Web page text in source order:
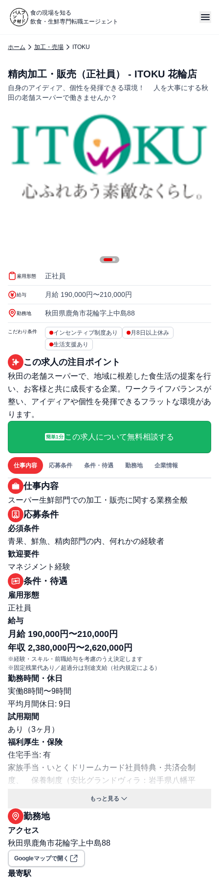
食の現場を知る
飲食・生鮮専門転職エージェント
ホーム 加工・売場 ITOKU
精肉加工・販売（正社員） - ITOKU 花輪店
自身のアイディア、個性を発揮できる環境！ 人を大事にする秋
田の老舗スーパーで働きませんか？
雇用形態 正社員
給与 月給 190,000円〜210,000円
勤務地 秋田県鹿角市花輪字上中島88
こだわり条件 インセンティブ制度あり
月8日以上休み
生活支援あり
この求人の注目ポイント
秋田の老舗スーパーで、地域に根差した食生活の提案を行
い、お客様と共に成長する企業。ワークライフバランスが
整い、アイディアや個性を発揮できるフラットな環境があ
ります。
簡単1分 この求人について無料相談する
仕事内容 応募条件 条件・待遇 勤務地 企業情報
仕事内容
スーパー生鮮部門での加工・販売に関する業務全般
応募条件
必須条件
青果、鮮魚、精肉部門の内、何れかの経験者
歓迎要件
マネジメント経験
条件・待遇
雇用形態
正社員
給与
月給 190,000円〜210,000円
年収 2,380,000円〜2,620,000円
※経験・スキル・前職給与を考慮のうえ決定します
※固定残業代あり／超過分は別途支給（社内規定による）
勤務時間・休日
実働8時間〜9時間
平均月間休日: 9日
試用期間
あり（3ヶ月）
福利厚生・保険
住宅手当: 有
家族手当・いとくドリームカード社員特典・共済会制
度、 保養制度（安比グランドヴィラ：岩手県八幡平
社宅・寮あり
職場環境・ルール
受動喫煙対策（喫煙ルール）: 有
選考プロセス
面接回数: 1回
もっと見る
勤務地
アクセス
秋田県鹿角市花輪字上中島88
Googleマップで開く
最寄駅